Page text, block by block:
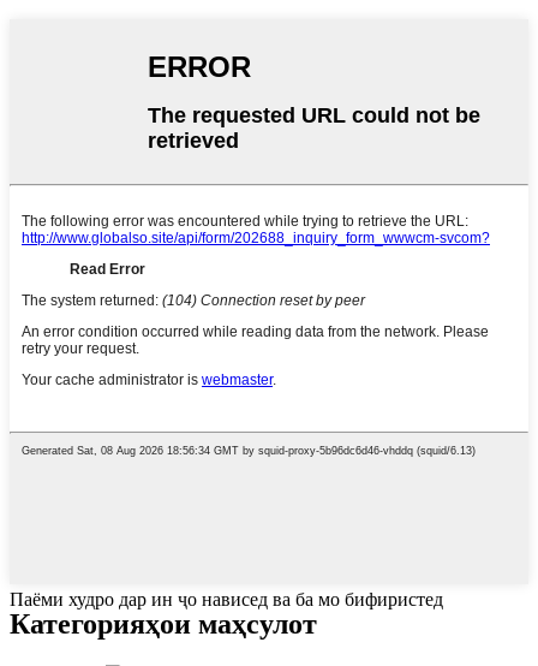
Паёми худро дар ин ҷо нависед ва ба мо бифиристед
Категорияҳои маҳсулот